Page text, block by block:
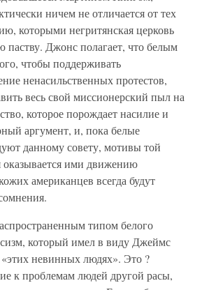
ничем не отличается от тех
которыми негритянская церковь
паству. Джонс полагает, что белым
чтобы поддерживать
ненасильственных протестов,
весь свой миссионерский пыл на
которое порождает насилие и
аргумент, и, пока белые
данному совету, мотивы той
оказывается ими движению
американцев всегда будут
типом белого
который имел в виду Джеймс
невинных людях». Это ?
к проблемам людей другой расы,